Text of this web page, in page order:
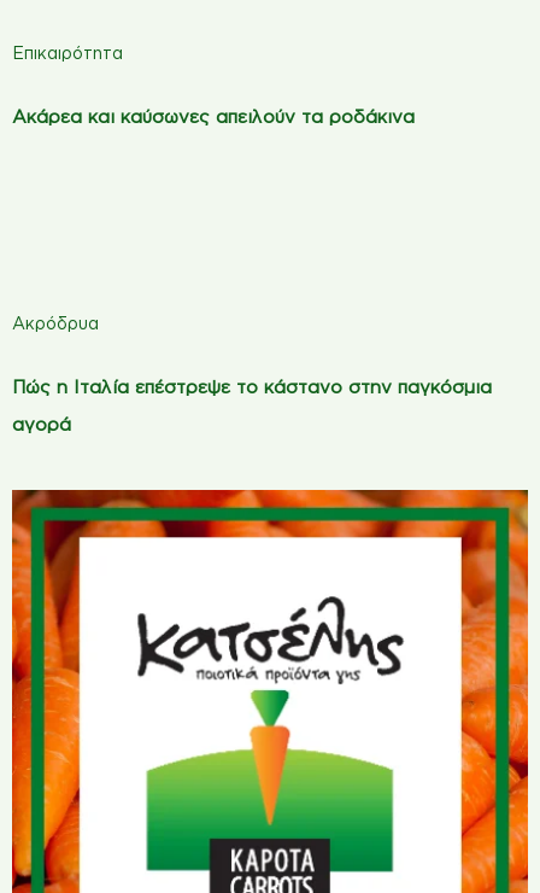
Επικαιρότητα
Ακάρεα και καύσωνες απειλούν τα ροδάκινα
Ακρόδρυα
Πώς η Ιταλία επέστρεψε το κάστανο στην παγκόσμια
αγορά